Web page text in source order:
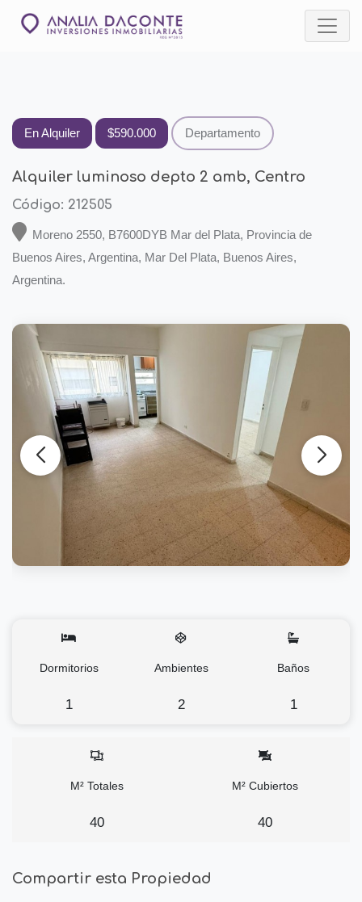
En Alquiler $590.000 Departamento
Alquiler luminoso depto 2 amb, Centro
Código: 212505
Moreno 2550, B7600DYB Mar del Plata, Provincia de
Buenos Aires, Argentina, Mar Del Plata, Buenos Aires,
Argentina.
Dormitorios
1
Ambientes
2
Baños
1
M² Totales
40
M² Cubiertos
40
Compartir esta Propiedad